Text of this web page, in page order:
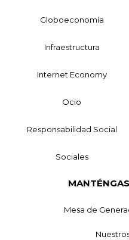
Globoeconomía
Infraestructura
Internet Economy
Ocio
Responsabilidad Social
Sociales
Mesa de